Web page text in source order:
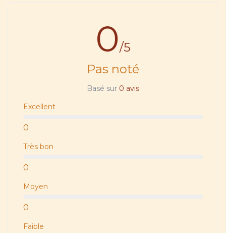
0/5
Pas noté
Basé sur 0 avis
Excellent
0
Très bon
0
Moyen
0
Faible